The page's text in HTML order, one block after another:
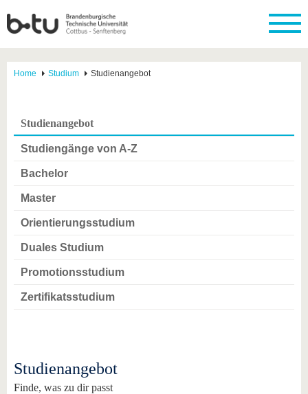
Home Studium Studienangebot
Studienangebot
Studiengänge von A-Z
Bachelor
Master
Orientierungsstudium
Duales Studium
Promotionsstudium
Zertifikatsstudium
Studienangebot
Finde, was zu dir passt